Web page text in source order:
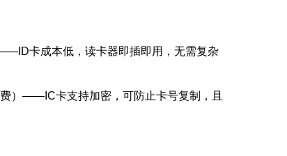
卡成本低，读卡器即插即用，无需复杂
）——IC卡支持加密，可防止卡号复制，且